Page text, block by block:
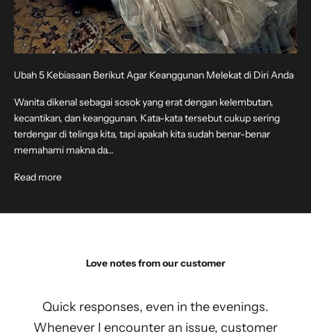
Ubah 5 Kebiasaan Berikut Agar Keanggunan Melekat di Diri Anda
Wanita dikenal sebagai sosok yang erat dengan kelembutan,
kecantikan, dan keanggunan. Kata-kata tersebut cukup sering
terdengar di telinga kita, tapi apakah kita sudah benar-benar
memahami makna da...
Read more
Love notes from our customer
Quick responses, even in the evenings.
Whenever I encounter an issue, customer